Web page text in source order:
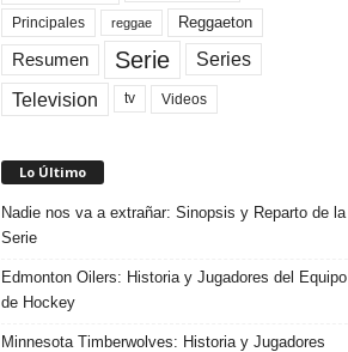
Principales reggae Reggaeton
Resumen Serie Series
Television tv Videos
Lo Último
Nadie nos va a extrañar: Sinopsis y Reparto de la
Serie
Edmonton Oilers: Historia y Jugadores del Equipo
de Hockey
Minnesota Timberwolves: Historia y Jugadores